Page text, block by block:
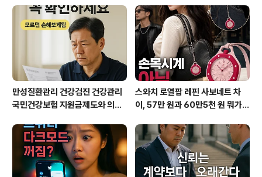
로 자리 잡았습니다.1.2 우아한..
만성질환관리 건강검진 건강관리
국민건강보험 지원금제도와 의료
스와치 로열팝 레핀 사보네트 차
이, 57만 원과 60만5천 원 뭐가